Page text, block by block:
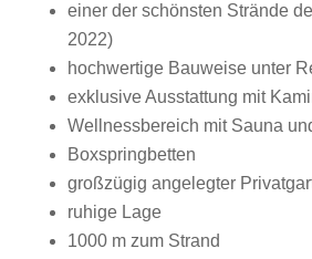
einer der schönsten Strände
2022)
hochwertige Bauweise unter
exklusive Ausstattung mit
Wellnessbereich mit Sauna
Boxspringbetten
großzügig angelegter
ruhige Lage
1000 m zum Strand